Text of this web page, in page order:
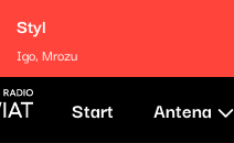
Styl
Igo, Mrozu
Start Antena